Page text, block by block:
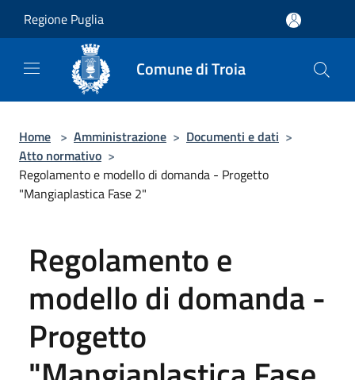
Regione Puglia
Comune di Troia
Home > Amministrazione > Documenti e dati >
Atto normativo >
Regolamento e modello di domanda - Progetto
"Mangiaplastica Fase 2"
Regolamento e
modello di domanda -
Progetto